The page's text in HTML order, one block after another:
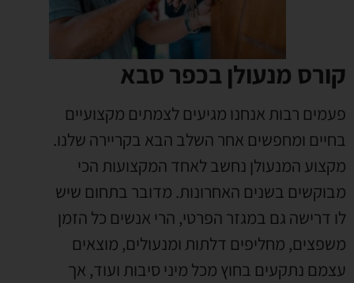
קורס מנעולן בכפר סבא
פעמים רבות אנחנו מגיעים לצמתים מקצועיים
בחיים ומחפשים אחר השלב הבא בקריירה שלנו.
מקצוע המנעולן נחשב לאחד המקצועות הכי
מבוקשים בשנים האחרונות. מדובר בתחום שיש
לו דרישה גם במגזר הפרטי, הרי אנשים כל הזמן
משפצים, מחליפים דלתות ומנעולים, מוצאים
עצמם נתקעים בחוץ מכל מיני סיבות ועוד, אך